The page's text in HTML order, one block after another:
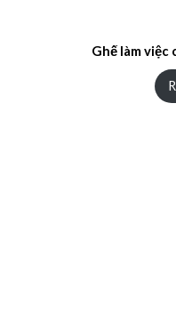
Ghế làm việc